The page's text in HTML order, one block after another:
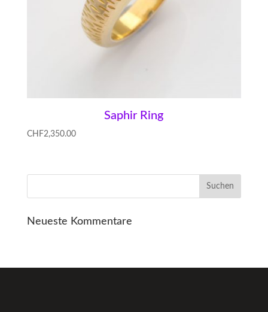
Saphir Ring
CHF2,350.00
Neueste Kommentare